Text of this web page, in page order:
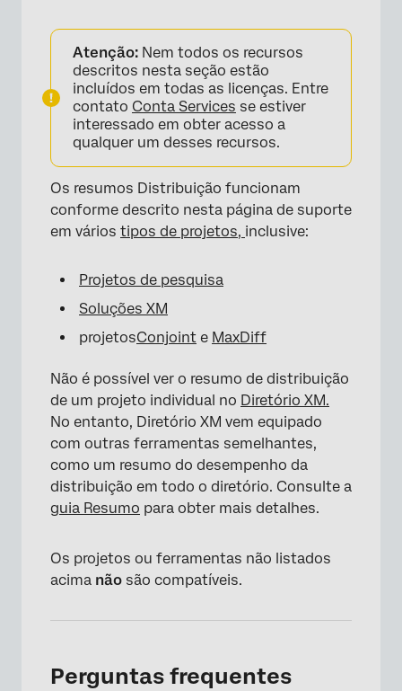
×
Atenção: Nem todos os recursos
descritos nesta seção estão
incluídos em todas as licenças. Entre
contato Conta Services se estiver
interessado em obter acesso a
qualquer um desses recursos.
Os resumos Distribuição funcionam
conforme descrito nesta página de suporte
em vários tipos de projetos, inclusive:
Projetos de pesquisa
Soluções XM
projetosConjoint e MaxDiff
Não é possível ver o resumo de distribuição
de um projeto individual no Diretório XM.
No entanto, Diretório XM vem equipado
com outras ferramentas semelhantes,
como um resumo do desempenho da
distribuição em todo o diretório. Consulte a
guia Resumo para obter mais detalhes.
Os projetos ou ferramentas não listados
acima não são compatíveis.
Perguntas frequentes